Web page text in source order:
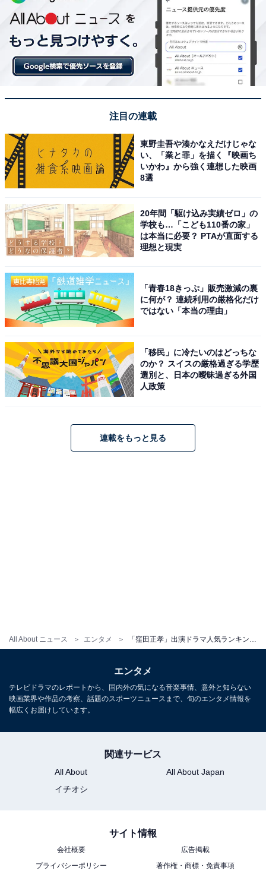
All About ニュース エンタメ
『エール』（画像はAmazon
ビ小説『エール』。第102作として同年3～11月まで放送
されました。窪田正孝さんが主演、二階堂ふみさんがヒ
ロインを演じた同作品は、昭和の音楽史を代表する作曲
家・古関裕而さんと歌手としても活躍したその妻・古関
金子さんをモデルに、人物名や団体名を一部改称して再
構成しフィクションとして制作されました。昭和という
激動の時代の中で人々の心に寄り添う数々のヒット曲を
生み出した作曲家とその妻の波乱万丈の生涯を描いたス
トーリーです。
『デスノート』（画像は より）
された『デスノート』が3位にランクイン。漫画
『DEATH NOTE』を原作とした本作品は、原作とは違う
オリジナルの設定が話題となりました。名前を書いた人
注目の連載
東野圭吾や湊かなえだけじゃな
い、「業と罪」を描く『映画ち
いかわ』から強く連想した映画
8選
20年間「駆け込み実績ゼロ」の
学校も…「こども110番の家」
は本当に必要？ PTAが直面する
理想と現実
「青春18きっぷ」販売激減の裏
に何が？ 連続利用の厳格化だけ
ではない「本当の理由」
「移民」に冷たいのはどっちな
のか？ スイスの厳格過ぎる学歴
選別と、日本の曖昧過ぎる外国
人政策
連載をもっと見る
エンタメ
テレビドラマのレポートから、国内外の気になる音楽事情、意外と知らない
映画業界や作品の考察、話題のスポーツニュースまで、旬のエンタメ情報を
幅広くお届けしています。
関連サービス
All About
All About Japan
イチオシ
サイト情報
会社概要
広告掲載
プライバシーポリシー
著作権・商標・免責事項